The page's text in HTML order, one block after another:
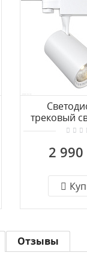
трековый
для 3-
Vuoro TR029-
2 990
Отзывы